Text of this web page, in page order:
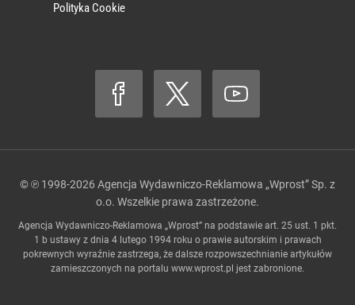
Polityka Cookie
© ℗ 1998-2026 Agencja Wydawniczo-Reklamowa „Wprost” Sp. z
o.o. Wszelkie prawa zastrzeżone.
Agencja Wydawniczo-Reklamowa „Wprost” na podstawie art. 25 ust. 1 pkt.
1 b ustawy z dnia 4 lutego 1994 roku o prawie autorskim i prawach
pokrewnych wyraźnie zastrzega, że dalsze rozpowszechnianie artykułów
zamieszczonych na portalu www.wprost.pl jest zabronione.